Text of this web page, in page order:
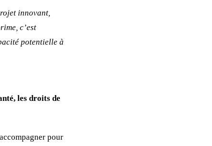
innovant,
c’est
potentielle à
les droits de
pour